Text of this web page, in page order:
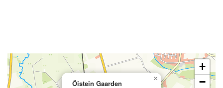
Öistein Gaarden
×
+
−